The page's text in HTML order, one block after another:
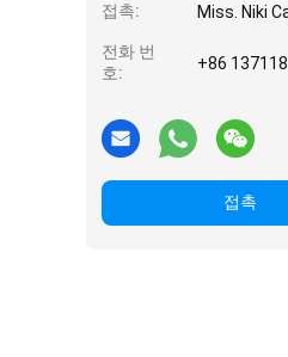
접촉: Miss. Niki
전화 번
호:
+86
접촉